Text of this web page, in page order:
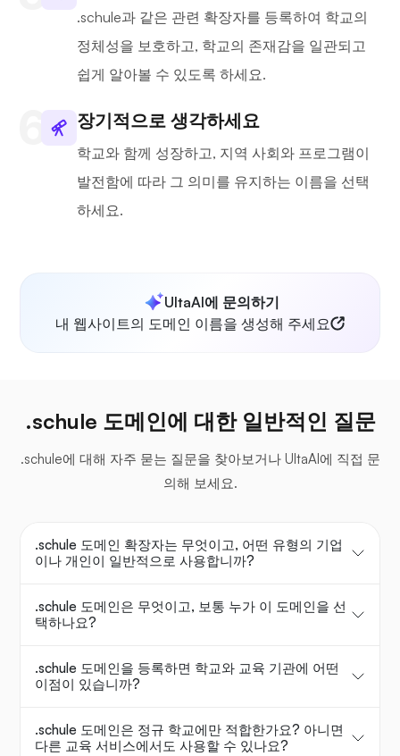
.schule과 같은 관련 확장자를 등록하여 학교의
정체성을 보호하고, 학교의 존재감을 일관되고
쉽게 알아볼 수 있도록 하세요.
장기적으로 생각하세요
학교와 함께 성장하고, 지역 사회와 프로그램이
발전함에 따라 그 의미를 유지하는 이름을 선택
하세요.
UltaAI에 문의하기
내 웹사이트의 도메인 이름을 생성해 주세요
.schule 도메인에 대한 일반적인 질문
.schule에 대해 자주 묻는 질문을 찾아보거나 UltaAI에 직접 문
의해 보세요.
.schule 도메인 확장자는 무엇이고, 어떤 유형의 기업
이나 개인이 일반적으로 사용합니까?
.schule 도메인은 무엇이고, 보통 누가 이 도메인을 선
택하나요?
.schule 도메인을 등록하면 학교와 교육 기관에 어떤
이점이 있습니까?
.schule 도메인은 정규 학교에만 적합한가요? 아니면
다른 교육 서비스에서도 사용할 수 있나요?